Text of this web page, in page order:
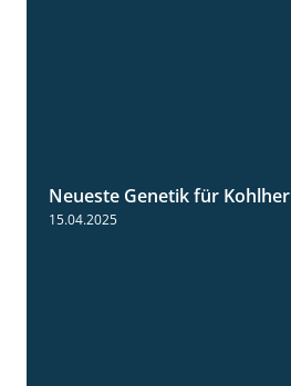
Neueste Genetik für
15.04.2025